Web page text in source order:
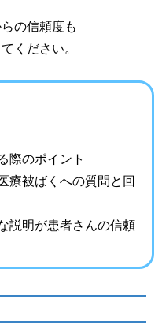
の信頼度も
ください。
際のポイント
療被ばくへの質問と回
説明が患者さんの信頼